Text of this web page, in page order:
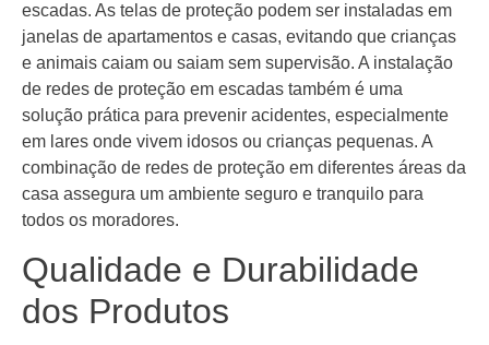
escadas. As telas de proteção podem ser instaladas em
janelas de apartamentos e casas, evitando que crianças
e animais caiam ou saiam sem supervisão. A instalação
de redes de proteção em escadas também é uma
solução prática para prevenir acidentes, especialmente
em lares onde vivem idosos ou crianças pequenas. A
combinação de redes de proteção em diferentes áreas da
casa assegura um ambiente seguro e tranquilo para
todos os moradores.
Qualidade e Durabilidade
dos Produtos